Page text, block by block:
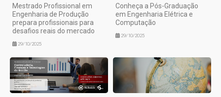
Mestrado Profissional em
Engenharia de Produção
prepara profissionais para
desafios reais do mercado
29/10/2025
Conheça a Pós-Graduação
em Engenharia Elétrica e
Computação
29/10/2025